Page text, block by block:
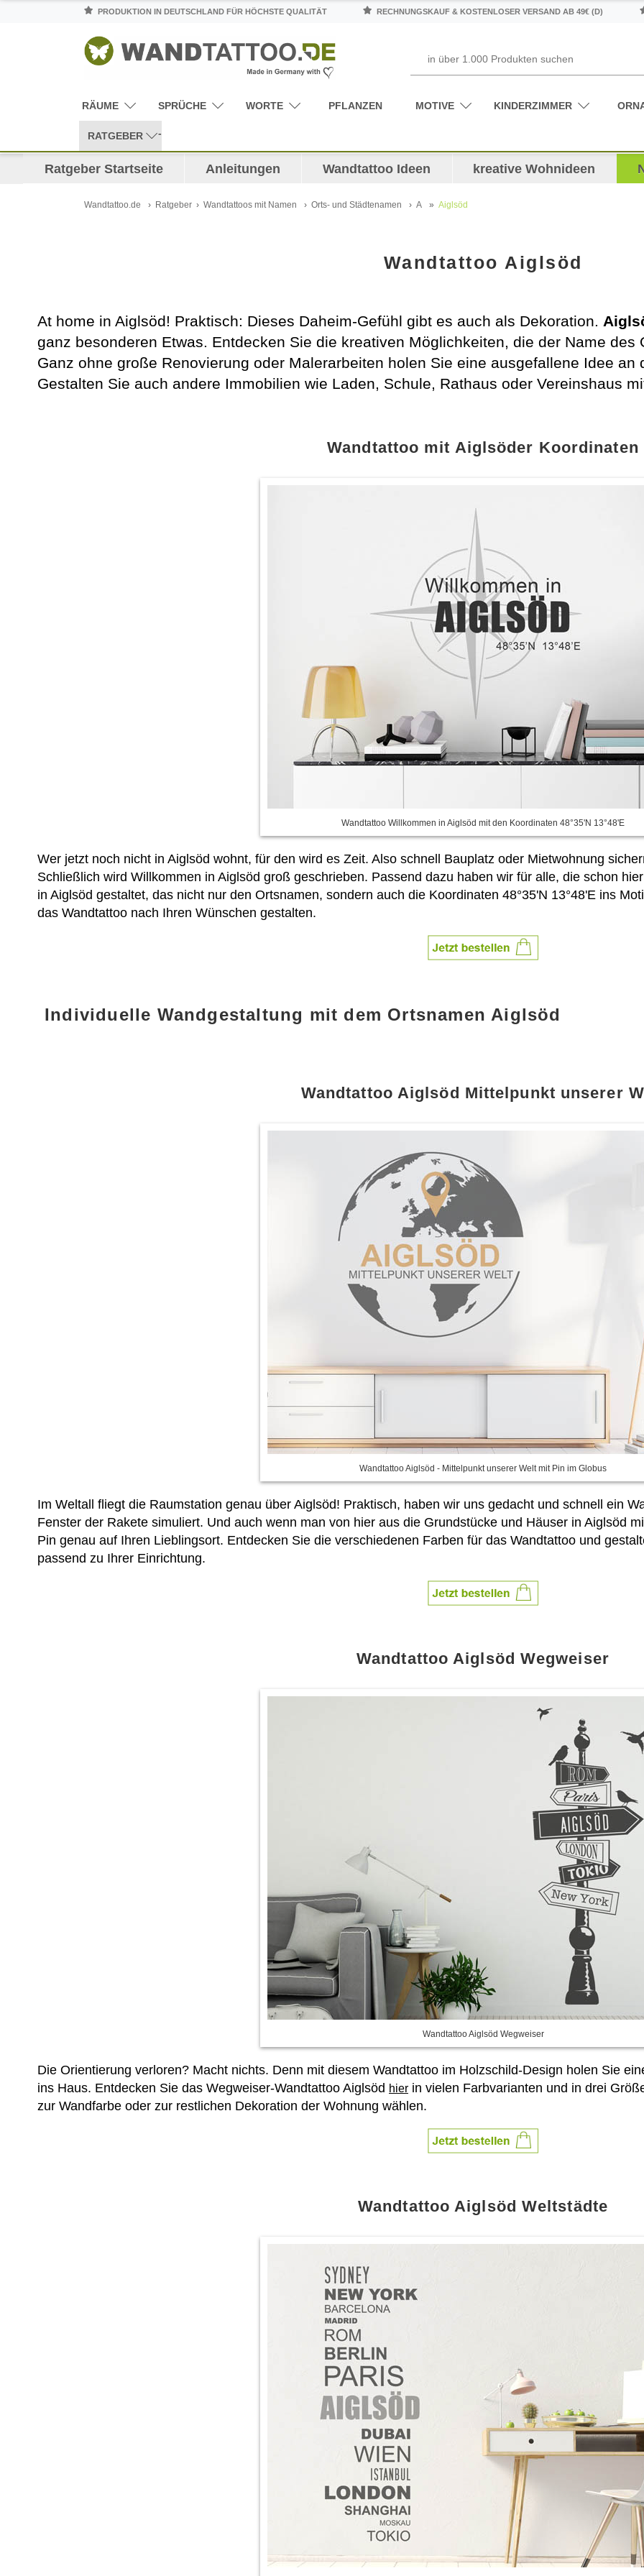
PRODUKTION IN DEUTSCHLAND FÜR HÖCHSTE QUALITÄT RECHNUNGSKAUF & KOSTENLOSER VERSAND AB 49€ (D)
RÄUME SPRÜCHE WORTE PFLANZEN MOTIVE KINDERZIMMER
RATGEBER
Ratgeber Startseite Anleitungen Wandtattoo Ideen kreative Wohnideen
Wandtattoo.de Ratgeber Wandtattoos mit Namen Orts- und Städtenamen A Aiglsöd
Wandtattoo Aiglsöd
At home in Aiglsöd! Praktisch: Dieses Daheim-Gefühl gibt es auch als Dekoration.
ganz besonderen Etwas. Entdecken Sie die kreativen Möglichkeiten, die der Name des
Ganz ohne große Renovierung oder Malerarbeiten holen Sie eine ausgefallene Idee
Gestalten Sie auch andere Immobilien wie Laden, Schule, Rathaus oder Vereinshaus
Wandtattoo mit Aiglsöder Koordinaten
Wandtattoo Willkommen in Aiglsöd mit den Koordinaten 48°35'N 13°48'E
Wer jetzt noch nicht in Aiglsöd wohnt, für den wird es Zeit. Also schnell Bauplatz oder Mietwohnung
Schließlich wird Willkommen in Aiglsöd groß geschrieben. Passend dazu haben wir für alle, die schon
in Aiglsöd gestaltet, das nicht nur den Ortsnamen, sondern auch die Koordinaten 48°35'N 13°48'E ins
das Wandtattoo nach Ihren Wünschen gestalten.
Individuelle Wandgestaltung mit dem Ortsnamen Aiglsöd
Wandtattoo Aiglsöd Mittelpunkt unserer
Wandtattoo Aiglsöd - Mittelpunkt unserer Welt mit Pin im Globus
Im Weltall fliegt die Raumstation genau über Aiglsöd! Praktisch, haben wir uns gedacht und schnell ein
Fenster der Rakete simuliert. Und auch wenn man von hier aus die Grundstücke und Häuser in Aiglsöd
Pin genau auf Ihren Lieblingsort. Entdecken Sie die verschiedenen Farben für das Wandtattoo und
passend zu Ihrer Einrichtung.
Wandtattoo Aiglsöd Wegweiser
Wandtattoo Aiglsöd Wegweiser
Die Orientierung verloren? Macht nichts. Denn mit diesem Wandtattoo im Holzschild-Design holen Sie
ins Haus. Entdecken Sie das Wegweiser-Wandtattoo Aiglsöd hier in vielen Farbvarianten und in drei
zur Wandfarbe oder zur restlichen Dekoration der Wohnung wählen.
Wandtattoo Aiglsöd Weltstädte